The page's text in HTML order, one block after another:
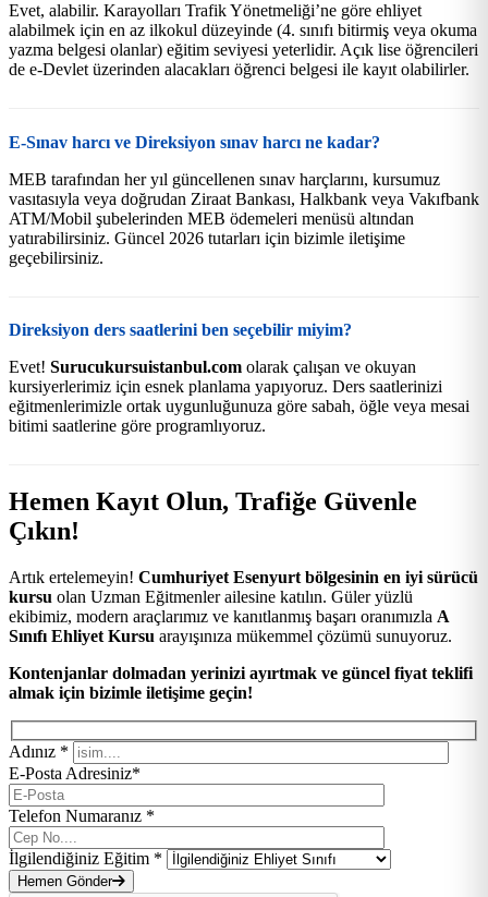
Evet, alabilir. Karayolları Trafik Yönetmeliği’ne göre ehliyet
alabilmek için en az ilkokul düzeyinde (4. sınıfı bitirmiş veya okuma
yazma belgesi olanlar) eğitim seviyesi yeterlidir. Açık lise öğrencileri
de e-Devlet üzerinden alacakları öğrenci belgesi ile kayıt olabilirler.
E-Sınav harcı ve Direksiyon sınav harcı ne kadar?
MEB tarafından her yıl güncellenen sınav harçlarını, kursumuz
vasıtasıyla veya doğrudan Ziraat Bankası, Halkbank veya Vakıfbank
ATM/Mobil şubelerinden MEB ödemeleri menüsü altından
yatırabilirsiniz. Güncel 2026 tutarları için bizimle iletişime
geçebilirsiniz.
Direksiyon ders saatlerini ben seçebilir miyim?
Evet! Surucukursuistanbul.com olarak çalışan ve okuyan
kursiyerlerimiz için esnek planlama yapıyoruz. Ders saatlerinizi
eğitmenlerimizle ortak uygunluğunuza göre sabah, öğle veya mesai
bitimi saatlerine göre programlıyoruz.
Hemen Kayıt Olun, Trafiğe Güvenle
Çıkın!
Artık ertelemeyin! Cumhuriyet Esenyurt bölgesinin en iyi sürücü
kursu olan Uzman Eğitmenler ailesine katılın. Güler yüzlü
ekibimiz, modern araçlarımız ve kanıtlanmış başarı oranımızla A
Sınıfı Ehliyet Kursu arayışınıza mükemmel çözümü sunuyoruz.
Kontenjanlar dolmadan yerinizi ayırtmak ve güncel fiyat teklifi
almak için bizimle iletişime geçin!
Adınız *
E-Posta Adresiniz*
Telefon Numaranız *
İlgilendiğiniz Eğitim *
Hemen Gönder